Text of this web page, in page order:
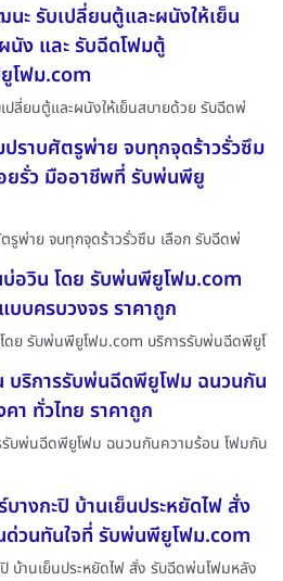
ะ รับเปลี่ยนตู้และผนังให้เย็น
ง และ รับฉีดโฟมตู้
โฟม.com
ลี่ยนตู้และผนังให้เย็นสบายด้วย รับฉีดพ่
ราบศัตรูพ่าย จบทุกจุดร้าวรั่วซึม
ยรั่ว มืออาชีพที่ รับพ่นพียู
พ่าย จบทุกจุดร้าวรั่วซึม เลือก รับฉีดพ่
อวิน โดย รับพ่นพียูโฟม.com
บครบวงจร ราคาถูก
ย รับพ่นพียูโฟม.com บริการรับพ่นฉีดพียูโ
ริการรับพ่นฉีดพียูโฟม ฉนวนกัน
า ทั่วไทย ราคาถูก
บพ่นฉีดพียูโฟม ฉนวนกันความร้อน โฟมกัน
างกะปิ บ้านเย็นประหยัดไฟ สั่ง
วนทันใจที่ รับพ่นพียูโฟม.com
บ้านเย็นประหยัดไฟ สั่ง รับฉีดพ่นโฟมหลัง